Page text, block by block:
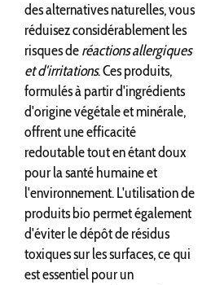
des alternatives naturelles, vous
réduisez considérablement les
risques deréactions allergiques
et d'irritations. Ces produits,
formulés à partir d'ingrédients
d'origine végétale et minérale,
offrent une efficacité
redoutable tout en étant doux
pour la santé humaine et
l'environnement. L'utilisation de
produits bio permet également
d'éviter le dépôt de résidus
toxiques sur les surfaces, ce qui
est essentiel pour un